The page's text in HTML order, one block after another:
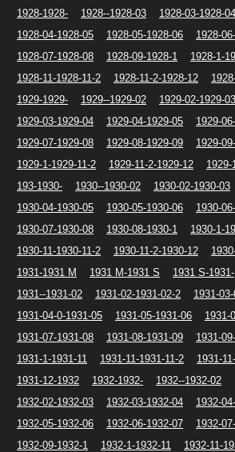
1928-1928- 1928--1928-03
1928-03-1928-04
1928-04-1928-05
1928-05-1928-06
1928-
1928-07-1928-08
1928-09-1928-1
1928-1-
1928-11-1928-11-2
1928-11-2-1928-12
1929-1929-
1929--1929-02
1929-02-1929-03
1929-03-1929-04
1929-04-1929-05
1929-
1929-07-1929-08
1929-08-1929-09
1929-
1929-1-1929-11-2
1929-11-2-1929-12
1929-
193-1930-
1930--1930-02
1930-02-1930-03
1930-04-1930-05
1930-05-1930-06
1930-
1930-07-1930-08
1930-08-1930-1
1930-1-
1930-11-1930-11-2
1930-11-2-1930-12
1931-1931 M
1931 M-1931 S
1931 S-1931-
1931--1931-02
1931-02-1931-02-2
1931-
1931-04-0-1931-05
1931-05-1931-06
1931-
1931-07-1931-08
1931-08-1931-09
1931-
1931-1-1931-11
1931-11-1931-11-2
1931-
1931-12-1932
1932-1932-
1932--1932-02
1932-02-1932-03
1932-03-1932-04
1932-
1932-05-1932-06
1932-06-1932-07
1932-
1932-09-1932-1
1932-1-1932-11
1932-11-